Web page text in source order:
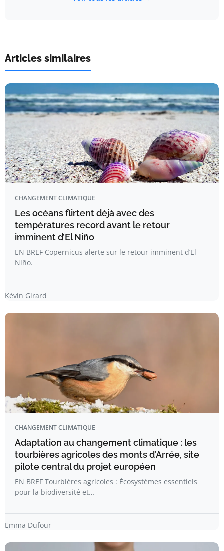
Articles similaires
CHANGEMENT CLIMATIQUE
Les océans flirtent déjà avec des
températures record avant le retour
imminent d’El Niño
EN BREF Copernicus alerte sur le retour imminent d’El
Niño.
Kévin Girard
CHANGEMENT CLIMATIQUE
Adaptation au changement climatique : les
tourbières agricoles des monts d’Arrée, site
pilote central du projet européen
EN BREF Tourbières agricoles : Écosystèmes essentiels
pour la biodiversité et…
Emma Dufour